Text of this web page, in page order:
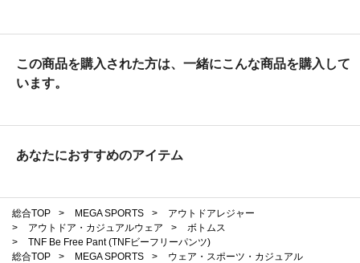
この商品を購入された方は、一緒にこんな商品を購入して
います。
あなたにおすすめのアイテム
総合TOP > MEGA SPORTS >
アウトドアレジャー
>
アウトドア・カジュアルウェア >
ボトムス
>
TNF Be Free Pant (TNFビーフリーパンツ)
総合TOP
> MEGA SPORTS >
ウェア・スポーツ・カジュアル